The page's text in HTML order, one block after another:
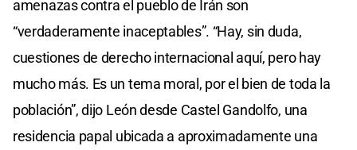
amenazas contra el pueblo de Irán son
“verdaderamente inaceptables”. “Hay, sin duda,
cuestiones de derecho internacional aquí, pero hay
mucho más. Es un tema moral, por el bien de toda la
población”, dijo León desde Castel Gandolfo, una
residencia papal ubicada a aproximadamente una